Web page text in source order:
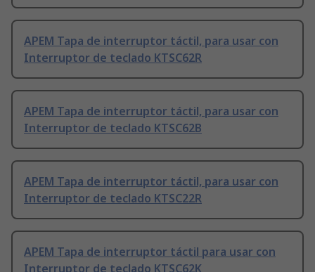
APEM Tapa de interruptor táctil, para usar con
Interruptor de teclado KTSC62R
APEM Tapa de interruptor táctil, para usar con
Interruptor de teclado KTSC62B
APEM Tapa de interruptor táctil, para usar con
Interruptor de teclado KTSC22R
APEM Tapa de interruptor táctil para usar con
Interruptor de teclado KTSC62K